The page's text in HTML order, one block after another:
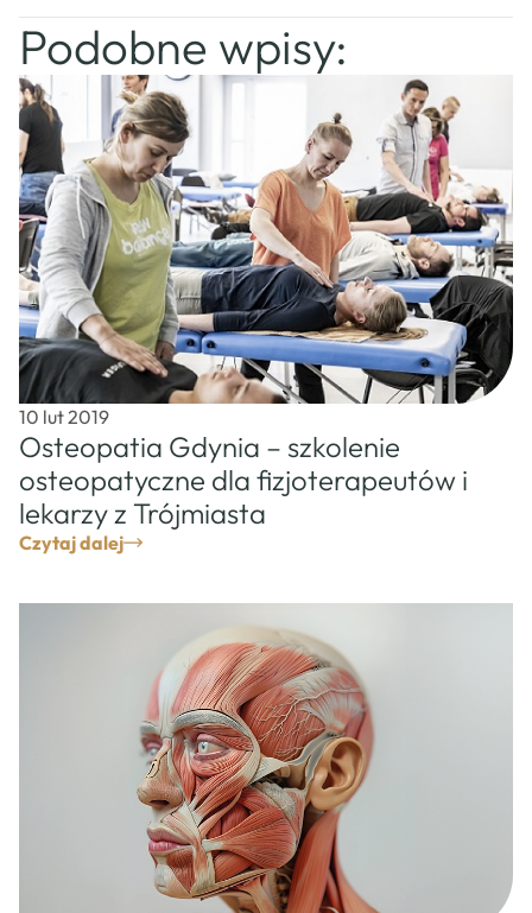
Podobne wpisy:
10 lut 2019
Osteopatia Gdynia – szkolenie
osteopatyczne dla fizjoterapeutów i
lekarzy z Trójmiasta
Czytaj dalej